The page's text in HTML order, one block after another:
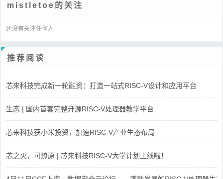
mistletoe的关注
还没有关注任何人
推荐阅读
芯来科技完成新一轮融资：打造一站式RISC-V设计和应用平台
生态 | 国内首套完整开源RISC-V处理器教学平台
芯来科技获小米投资，加速RISC-V产业生态布局
芯之火，可燎原 | 芯来科技RISC-V大学计划上线啦！